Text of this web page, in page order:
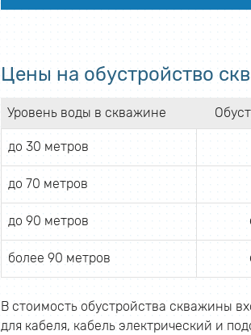
Цены на обустройство
Уровень воды в скважине
до 30 метров
до 70 метров
до 90 метров
более 90 метров
В стоимость обустройства скважины
для кабеля, кабель электрический и